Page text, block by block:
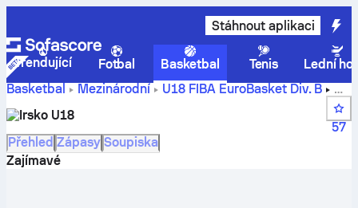
Stáhnout aplikaci
Trendující Fotbal Basketbal Tenis
Lední
Basketbal
Mezinárodní
U18 FIBA EuroBasket Div. B
Irsko U18
57
Přehled Zápasy Soupiska
Zajímavé